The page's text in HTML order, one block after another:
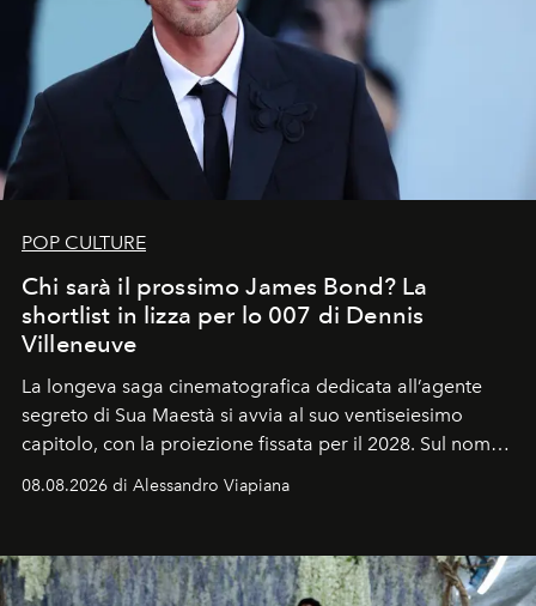
POP CULTURE
Chi sarà il prossimo James Bond? La
shortlist in lizza per lo 007 di Dennis
Villeneuve
La longeva saga cinematografica dedicata all’agente
segreto di Sua Maestà si avvia al suo ventiseiesimo
capitolo, con la proiezione fissata per il 2028. Sul nome
dell’attore chiamato a raccogliere l’eredità di Daniel
Craig, però, regna ancora il più assoluto riserbo.
08.08.2026 di Alessandro Viapiana